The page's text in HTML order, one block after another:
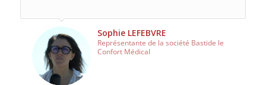
Sophie LEFEBVRE
Représentante de la société Bastide le
Confort Médical